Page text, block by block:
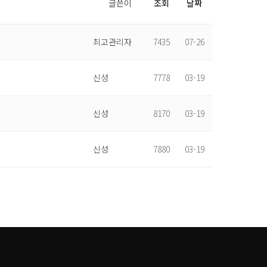
글쓴이 조회 날짜
최고관리자 7435 07-26
신성 7778 03-19
신성 8170 03-19
신성 7880 03-19